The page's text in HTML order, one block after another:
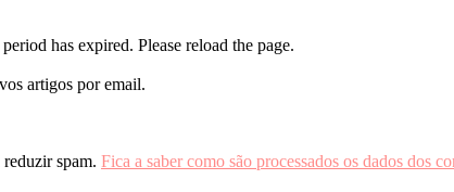
has expired. Please reload the page.
artigos por email.
spam. Fica a saber como são processados os dados dos